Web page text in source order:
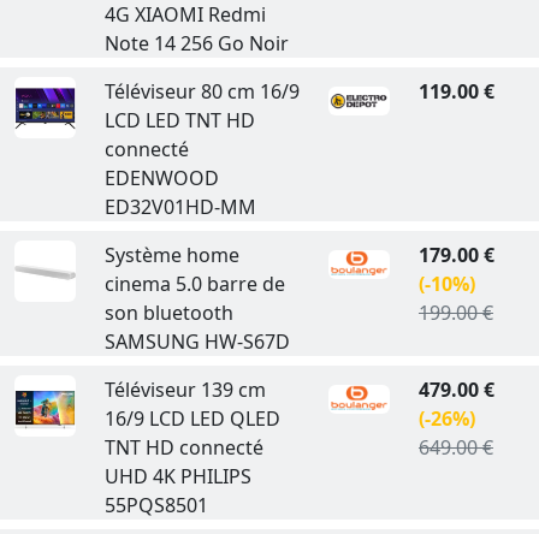
4G XIAOMI Redmi
Note 14 256 Go Noir
Téléviseur 80 cm 16/9
LCD LED TNT HD
connecté
EDENWOOD
ED32V01HD-MM
119.00 €
Système home
cinema 5.0 barre de
son bluetooth
SAMSUNG HW-S67D
179.00 €
(-10%)
199.00 €
Téléviseur 139 cm
16/9 LCD LED QLED
TNT HD connecté
UHD 4K PHILIPS
55PQS8501
479.00 €
(-26%)
649.00 €